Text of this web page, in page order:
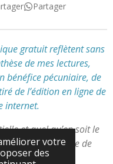
votre
des
o
i
l
e
s
y
r
l
'
é
v
a
l
u
a
t
Partager
gratuit reflètentsans
de mes lectures,
bénéfice pécuniaire, de
de l’édition en ligne de
internet.
et quel qu’en soit le
préalable de